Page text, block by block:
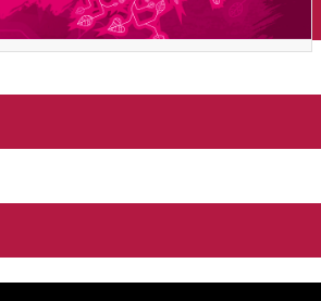
PARK 2024